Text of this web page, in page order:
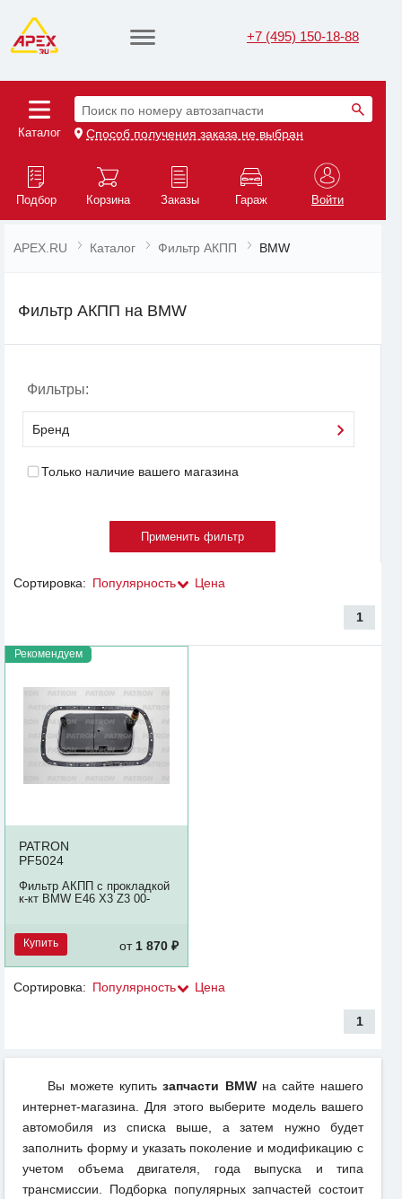
+7 (495) 150-18-88
Каталог
Поиск по номеру автозапчасти
Способ получения заказа не выбран
Подбор Корзина Заказы Гараж Войти
APEX.RU Каталог Фильтр АКПП BMW
Фильтр АКПП на BMW
Фильтры:
Бренд
Только наличие вашего магазина
Сортировка: Популярность Цена
1
Рекомендуем
PATRON
PF5024
Фильтр АКПП с прокладкой
к-кт BMW E46 X3 Z3 00-
Купить от 1 870 ₽
Сортировка: Популярность Цена
1
Вы можете купитьзапчасти BMWна сайте нашего
интернет-магазина. Для этого выберите модель вашего
автомобиля из списка выше, а затем нужно будет
заполнить форму и указать поколение и модификацию с
учетом объема двигателя, года выпуска и типа
трансмиссии. Подборка популярных запчастей состоит